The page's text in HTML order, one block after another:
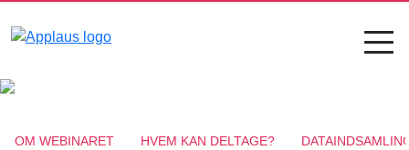
OM WEBINARET HVEM KAN DELTAGE?